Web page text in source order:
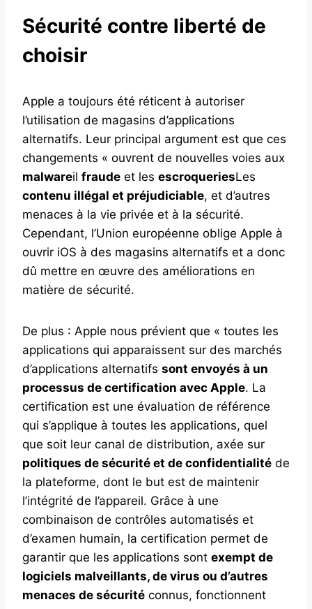
Sécurité contre liberté de
choisir
Apple a toujours été réticent à autoriser
l’utilisation de magasins d’applications
alternatifs. Leur principal argument est que ces
changements « ouvrent de nouvelles voies aux
malwareil fraude et les escroqueriesLes
contenu illégal et préjudiciable, et d’autres
menaces à la vie privée et à la sécurité.
Cependant, l’Union européenne oblige Apple à
ouvrir iOS à des magasins alternatifs et a donc
dû mettre en œuvre des améliorations en
matière de sécurité.
De plus : Apple nous prévient que « toutes les
applications qui apparaissent sur des marchés
d’applications alternatifs sont envoyés à un
processus de certification avec Apple. La
certification est une évaluation de référence
qui s’applique à toutes les applications, quel
que soit leur canal de distribution, axée sur
politiques de sécurité et de confidentialité de
la plateforme, dont le but est de maintenir
l’intégrité de l’appareil. Grâce à une
combinaison de contrôles automatisés et
d’examen humain, la certification permet de
garantir que les applications sont exempt de
logiciels malveillants, de virus ou d’autres
menaces de sécurité connus, fonctionnent